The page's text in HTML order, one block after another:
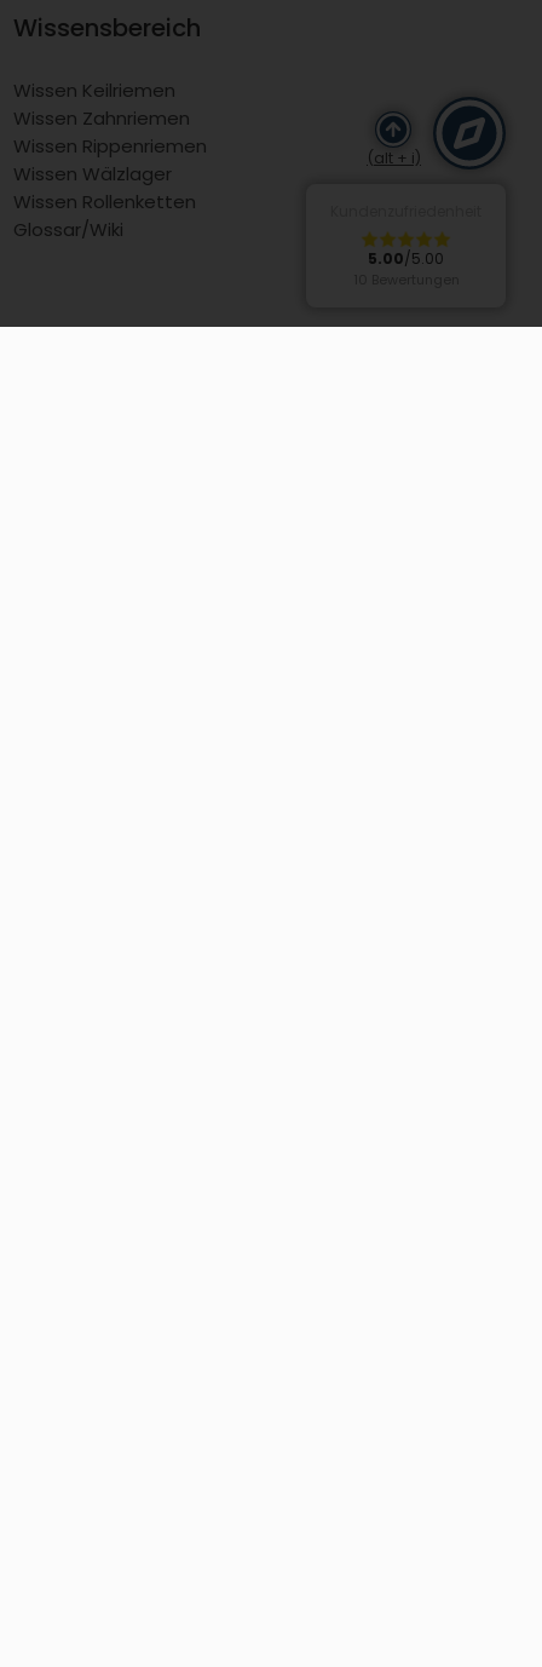
Wissensbereich
Wissen Keilriemen
Wissen Zahnriemen
Wissen Rippenriemen
Wissen Wälzlager
Wissen Rollenketten
Glossar/Wiki
(alt + i)
5.00/5.00